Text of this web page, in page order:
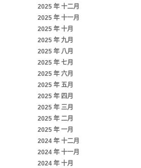
2025 年 十二月
2025 年 十一月
2025 年 十月
2025 年 九月
2025 年 八月
2025 年 七月
2025 年 六月
2025 年 五月
2025 年 四月
2025 年 三月
2025 年 二月
2025 年 一月
2024 年 十二月
2024 年 十一月
2024 年 十月